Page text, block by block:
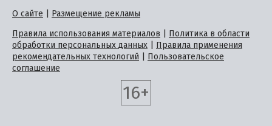
О сайте
Размещение рекламы
Правила использования материалов
Политика в области
обработки персональных данных
Правила применения
рекомендательных технологий
Пользовательское
соглашение
16+